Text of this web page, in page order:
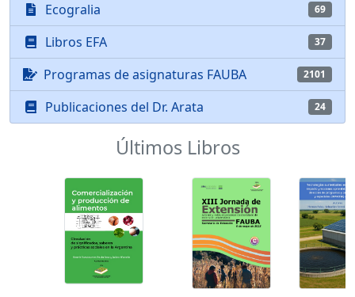
Ecogralia 69
Libros EFA 37
Programas de asignaturas FAUBA 2101
Publicaciones del Dr. Arata 24
Últimos Libros